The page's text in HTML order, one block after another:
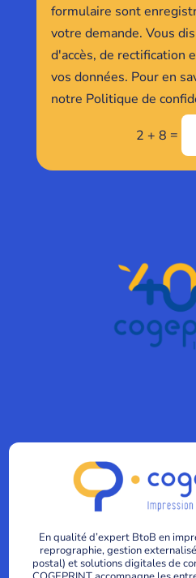
formulaire sont
votre demande. Vous
d'accès, de rectification
vos données. Pour en
notre Politique de
2 + 8 =
En qualité d’expert BtoB en
reprographie, gestion
postal) et solutions digitales de